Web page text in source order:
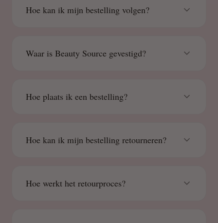
Hoe kan ik mijn bestelling volgen?
Waar is Beauty Source gevestigd?
Hoe plaats ik een bestelling?
Hoe kan ik mijn bestelling retourneren?
Hoe werkt het retourproces?